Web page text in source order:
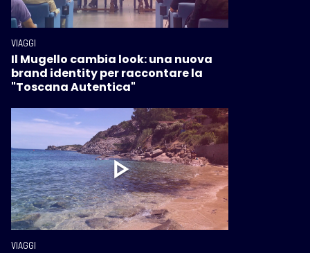
VIAGGI
Il Mugello cambia look: una nuova
brand identity per raccontare la
"Toscana Autentica"
VIAGGI